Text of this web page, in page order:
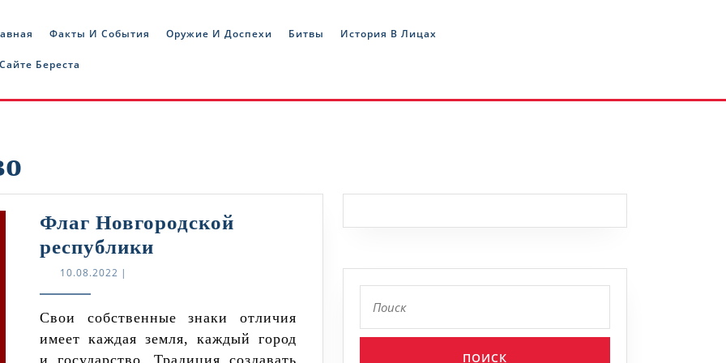
Факты И События Оружие И Доспехи Битвы История В Лицах
Береста
Флаг Новгородской
республикиФлаг
10.08.2022 10.08.2022
|
Свои собственные знаки отличия
имеет каждая земля, каждый город
и государство. Традиция создавать